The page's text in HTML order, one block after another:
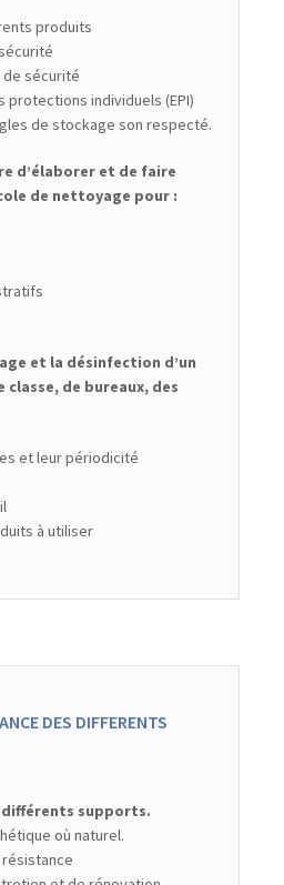
produits
de sécurité
protections individuels (EPI)
de stockage son respecté.
d’élaborer et de faire
de nettoyage pour :
et la désinfection d’un
classe, de bureaux, des
et leur périodicité
à utiliser
DES DIFFERENTS
supports.
où naturel.